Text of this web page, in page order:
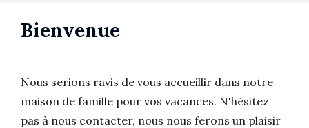
Bienvenue
Nous serions ravis de vous accueillir dans notre
maison de famille pour vos vacances. N'hésitez
pas à nous contacter, nous nous ferons un plaisir